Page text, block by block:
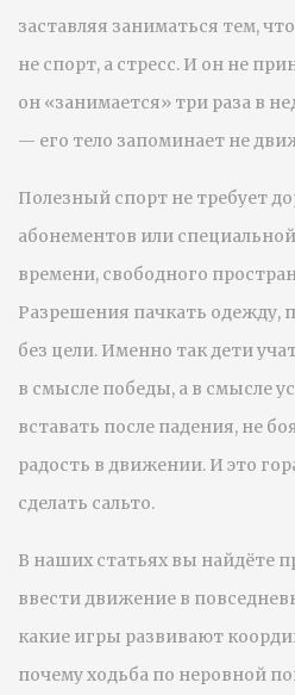
заставляя заниматься тем,
не спорт, а стресс. И он не
он «занимается» три раза в
— его тело запоминает не
Полезный спорт не требует
абонементов или
времени, свободного
Разрешения пачкать одежду,
без цели. Именно так дети
в смысле победы, а в смысле
вставать после падения, не
радость в движении. И это
сделать сальто.
В наших статьях вы найдёте
ввести движение в
какие игры развивают
почему ходьба по неровной